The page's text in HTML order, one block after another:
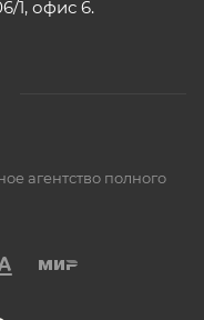
1, офис 6.
агентство полного